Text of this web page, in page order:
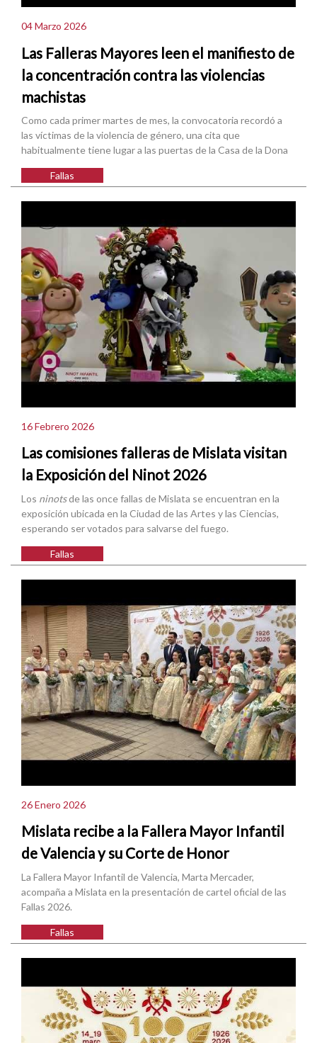
04 Marzo 2026
Las Falleras Mayores leen el manifiesto de
la concentración contra las violencias
machistas
Como cada primer martes de mes, la convocatoria recordó a
las víctimas de la violencia de género, una cita que
habitualmente tiene lugar a las puertas de la Casa de la Dona
Fallas
16 Febrero 2026
Las comisiones falleras de Mislata visitan
la Exposición del Ninot 2026
Los ninotsde las once fallas de Mislata se encuentran en la
exposición ubicada en la Ciudad de las Artes y las Ciencias,
esperando ser votados para salvarse del fuego.
Fallas
26 Enero 2026
Mislata recibe a la Fallera Mayor Infantil
de Valencia y su Corte de Honor
La Fallera Mayor Infantil de Valencia, Marta Mercader,
acompaña a Mislata en la presentación de cartel oficial de las
Fallas 2026.
Fallas